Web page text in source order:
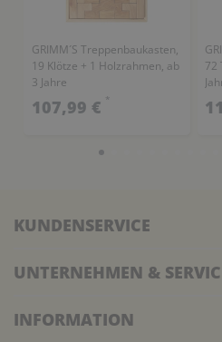
GRIMM´S Treppenbaukasten,
19 Klötze + 1 Holzrahmen, ab
3 Jahre
107,99 € *
72
KUNDENSERVICE
UNTERNEHMEN &
INFORMATION